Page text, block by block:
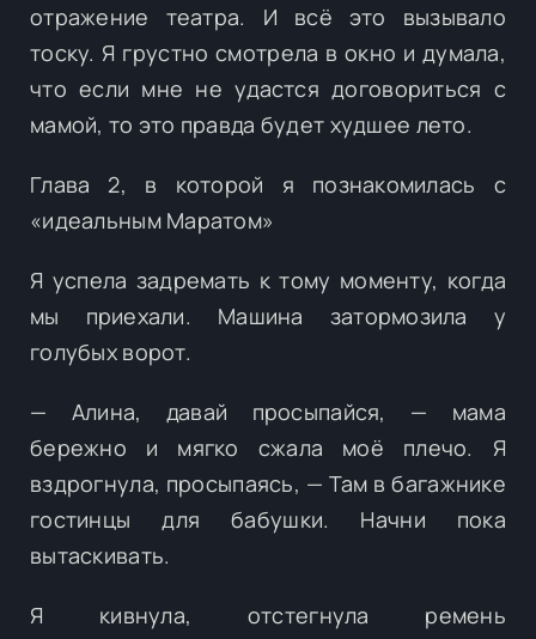
отражение театра. И всё это вызывало
тоску. Я грустно смотрела в окно и думала,
что если мне не удастся договориться с
мамой, то это правда будет худшее лето.
Глава 2, в которой я познакомилась с
«идеальным Маратом»
Я успела задремать к тому моменту, когда
мы приехали. Машина затормозила у
голубых ворот.
— Алина, давай просыпайся, — мама
бережно и мягко сжала моё плечо. Я
вздрогнула, просыпаясь, — Там в багажнике
гостинцы для бабушки. Начни пока
вытаскивать.
Я кивнула, отстегнула ремень